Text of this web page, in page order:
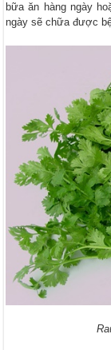
bữa ăn hàng ngày
ngày sẽ chữa được